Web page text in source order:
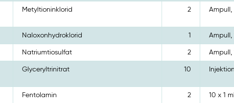
Metyltioninklorid 2 Ampull,
Naloxonhydroklorid 1 Ampull,
Natriumtiosulfat 2 Ampull,
Glyceryltrinitrat 10
Fentolamin 2 10 x 1 ml